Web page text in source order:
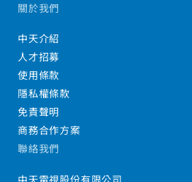
關於我們
中天介紹
人才招募
使用條款
隱私權條款
免責聲明
商務合作方案
聯絡我們
中天電視股份有限公司